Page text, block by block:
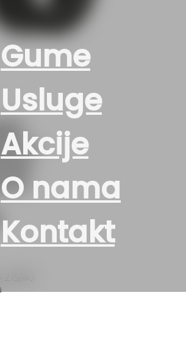
Gume
Usluge
Akcije
O nama
Kontakt
4-